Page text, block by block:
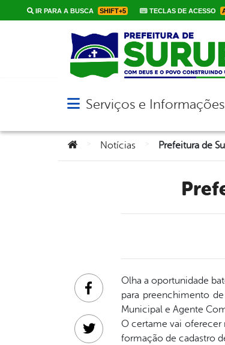
IR PARA A BUSCA SHIFT+5 TECLAS DE ACESSO
Abrir menu principal de navegação
Serviços e Informações
Você está aqui:
Notícias
Olha a oportunidade
para preenchimento
Municipal e Agente
O certame vai oferecer
formação de cadastro
Facebook
Twitter